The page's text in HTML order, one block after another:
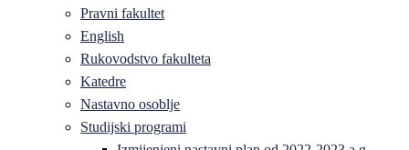
Pravni fakultet
English
Rukovodstvo fakulteta
Katedre
Nastavno osoblje
Studijski programi